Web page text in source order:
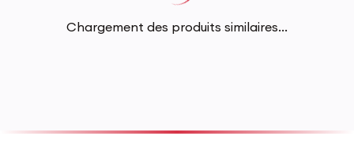
Chargement des produits similaires...